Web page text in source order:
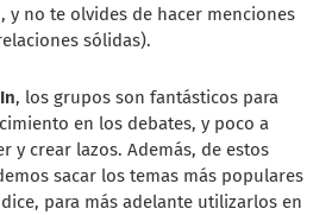
y no te olvides de hacer menciones
sólidas).
, los grupos son fantásticos para
en los debates, y poco a
y crear lazos. Además, de estos
sacar los temas más populares
para más adelante utilizarlos en